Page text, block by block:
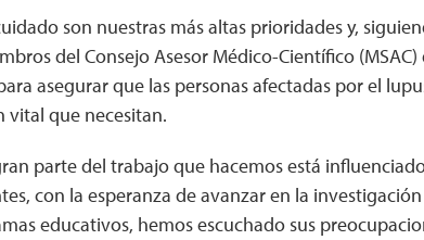
son nuestras más altas prioridades y,
del Consejo Asesor Médico-Científico
asegurar que las personas afectadas por el
vital que necesitan.
parte del trabajo que hacemos está
con la esperanza de avanzar en la
educativos, hemos escuchado sus